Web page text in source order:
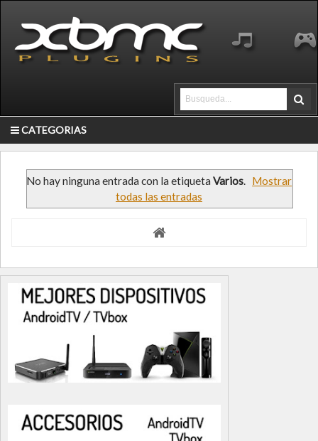
CATEGORIAS
No hay ninguna entrada con la etiqueta Varios. Mostrar
todas las entradas